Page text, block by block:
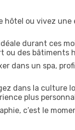
ou vivez une
durant ces
ou des bâtiments
dans un spa,
dans la culture
plus
c’est le